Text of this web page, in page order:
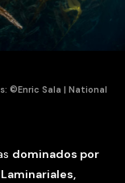
©Enric Sala | National
dominados por